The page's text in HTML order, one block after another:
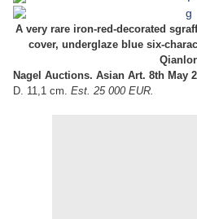
A very rare iron-red-decorated
cover, underglaze blue six-
Nagel Auctions. Asian Art. 8th May
D. 11,1 cm. Est. 25 000 EUR.